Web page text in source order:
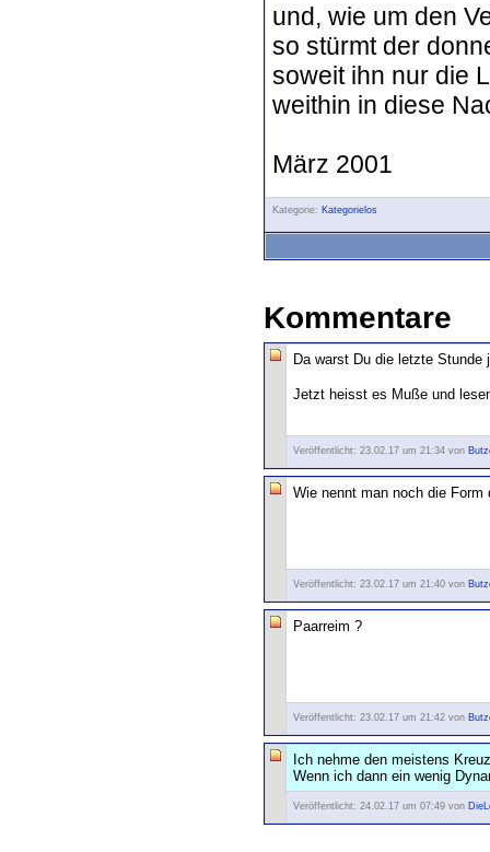
und, wie um den
so stürmt der
soweit ihn nur die
weithin in diese
März 2001
Kategorie: Kategorielos
Kommentare
Da warst Du die letzte
Jetzt heisst es Muße und
Veröffentlicht: 23.02.17 um 21:34 von
Wie nennt man noch die
Veröffentlicht: 23.02.17 um 21:40 von
Paarreim ?
Veröffentlicht: 23.02.17 um 21:42 von
Ich nehme den meistens
Wenn ich dann ein wenig
Veröffentlicht: 24.02.17 um 07:49 von